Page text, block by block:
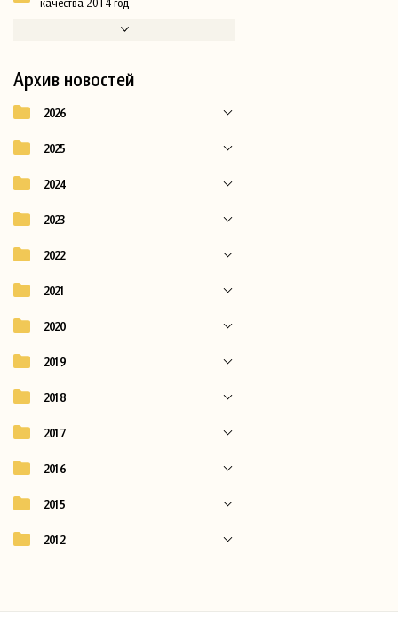
Архив новостей
2026
2025
2024
2023
2022
2021
2020
2019
2018
2017
2016
2015
2012